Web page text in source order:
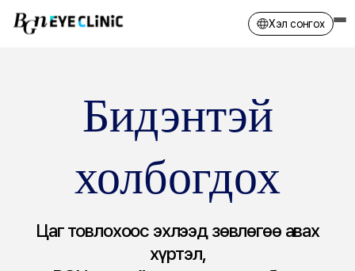
Хэл сонгох
Монгол хэл
Солонгос хэл
Бидэнтэй
холбогдох
Цаг товлохоос эхлээд зөвлөгөө авах
хүртэл,